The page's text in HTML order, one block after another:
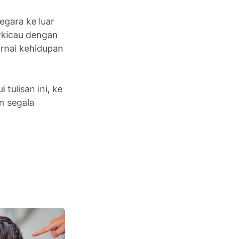
ke luar
dengan
kehidupan
tulisan ini, ke
segala